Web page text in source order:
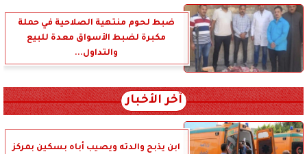
ضبط لحوم منتهية الصلاحية في حملة
مكبرة لضبط الأسواق معدة للبيع
والتداول...
آخر الأخبار
ابن يذبح والدته ويصيب أباه بسكين بمركز